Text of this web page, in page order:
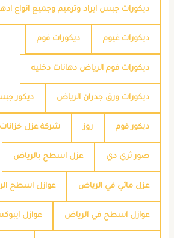
ديكورات جبس ابراد وترميم وجميع انواع
ديكورات غيوم ديكورات فوم
ديكورات فوم الرياض دهانات دخليه
ديكورات ورق جدران الرياض ديكور جبس
ديكور فوم روز شركة عزل خزانات
صور ثري دي عزل اسطح بالرياض
عزل مائي في الرياض عوازل اسطح
عوازل اسطح في الرياض عوازل